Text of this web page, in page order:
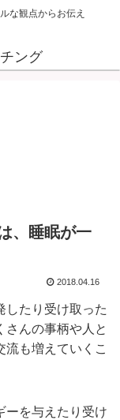
な観点からお伝え
ング
、睡眠が一
2018.04.16
したり受け取った
さんの事柄や人と
も増えていくこ
ーを与えたり受け